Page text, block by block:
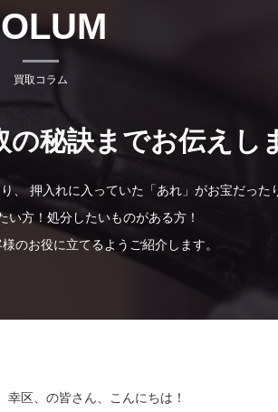
買取コラム
秘訣までお伝えし
、 押入れに入っていた「あれ」がお宝だった
い方！処分したいものがある方！
のお役に立てるようご紹介します。
区、の皆さん、こんにちは！